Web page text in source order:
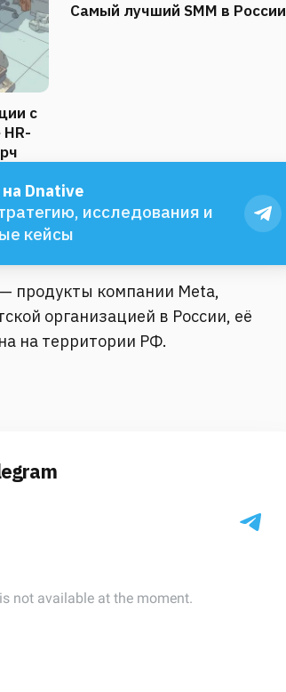
с
Самый лучший SMM в России
Dnative
исследования и
кейсы
продукты компании Meta,
организацией в России, её
на территории РФ.